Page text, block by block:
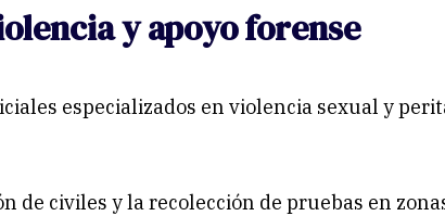
y apoyo forense
especializados en violencia sexual y
de civiles y la recolección de pruebas en